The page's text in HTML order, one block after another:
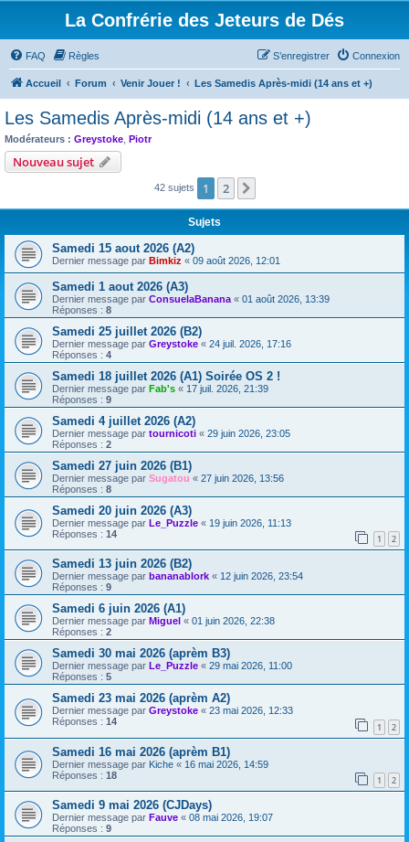
La Confrérie des Jeteurs de Dés
FAQ Règles Connexion
S’enregistrer
Accueil Forum Venir Jouer ! Les Samedis Après-midi (14 ans et +)
Les Samedis Après-midi (14 ans et +)
Modérateurs : Greystoke Piotr
Nouveau sujet
42 sujets 1 2
Sujets
Samedi 15 aout 2026 (A2)
Dernier message par Bimkiz « 09 août 2026, 12:01
Samedi 1 aout 2026 (A3)
Dernier message par ConsuelaBanana « 01 août 2026, 13:39
Réponses : 8
Samedi 25 juillet 2026 (B2)
Dernier message par Greystoke « 24 juil. 2026, 17:16
Réponses : 4
Samedi 18 juillet 2026 (A1) Soirée OS 2 !
Dernier message par Fab's « 17 juil. 2026, 21:39
Réponses : 9
Samedi 4 juillet 2026 (A2)
Dernier message par tournicoti « 29 juin 2026, 23:05
Réponses : 2
Samedi 27 juin 2026 (B1)
Dernier message par Sugatou « 27 juin 2026, 13:56
Réponses : 8
Samedi 20 juin 2026 (A3)
Dernier message par Le_Puzzle « 19 juin 2026, 11:13
Réponses : 14 1 2
Samedi 13 juin 2026 (B2)
Dernier message par bananablork « 12 juin 2026, 23:54
Réponses : 9
Samedi 6 juin 2026 (A1)
Dernier message par Miguel « 01 juin 2026, 22:38
Réponses : 2
Samedi 30 mai 2026 (aprèm B3)
Dernier message par Le_Puzzle « 29 mai 2026, 11:00
Réponses : 5
Samedi 23 mai 2026 (aprèm A2)
Dernier message par Greystoke « 23 mai 2026, 12:33
Réponses : 14 1 2
Samedi 16 mai 2026 (aprèm B1)
Dernier message par Kiche « 16 mai 2026, 14:59
Réponses : 18 1 2
Samedi 9 mai 2026 (CJDays)
Dernier message par Fauve « 08 mai 2026, 19:07
Réponses : 9